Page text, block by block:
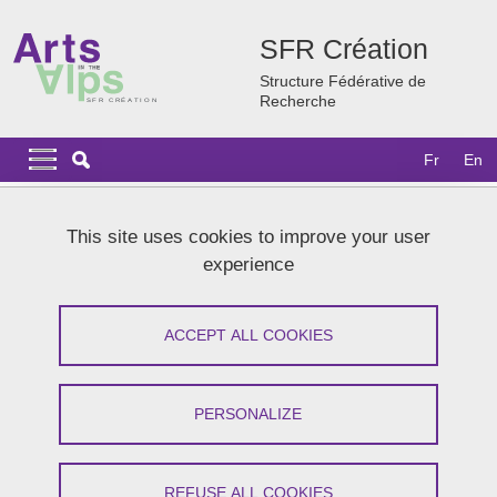
SFR Création
Structure Fédérative de
Recherche
Navigation principale
Navigation principale mobile Fr En
Breadcrumb
News
Agenda 2026
Unseen #1 - Ballade immersive sur les traces de Blessing
Unseen #1 - Ballade sonore immersive
dans la région transfrontalière du
Share on Facebook
Share on LinkedIn
Share this page URL
This site uses cookies to improve your user
experience
ACCEPT ALL COOKIES
REFUSE ALL COOKIES
PERSONALIZE